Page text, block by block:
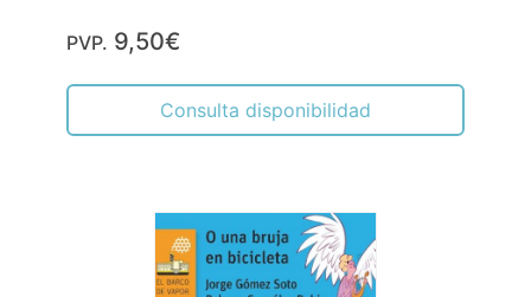
PVP. 9,50€
Consulta disponibilidad